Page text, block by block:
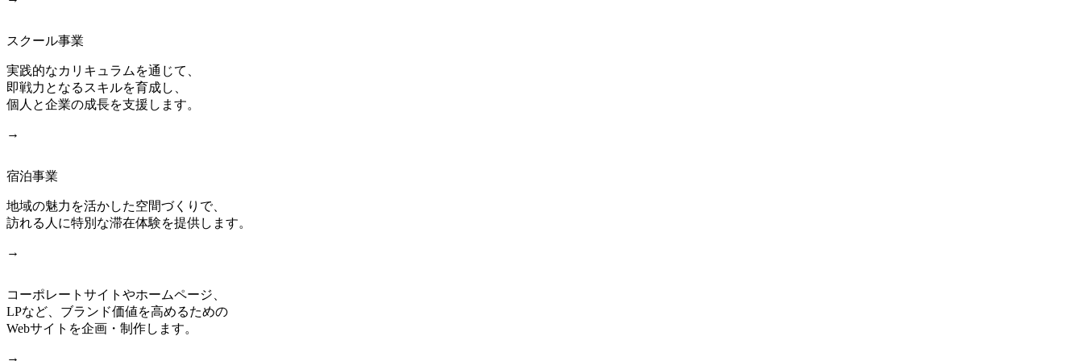
スクール事業
実践的なカリキュラムを通じて、
即戦力となるスキルを育成し、
個人と企業の成長を支援します。
→
宿泊事業
地域の魅力を活かした空間づくりで、
訪れる人に特別な滞在体験を提供します。
→
コーポレートサイトやホームページ、
LPなど、ブランド価値を高めるための
Webサイトを企画・制作します。
→